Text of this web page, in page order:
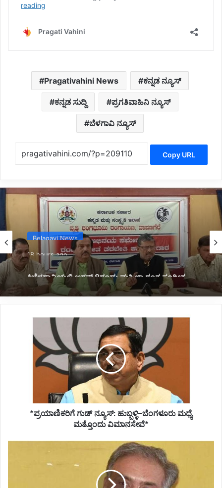
Pragativahini News ಕನ್ನಡ ನ್ಯೂಸ್
ಕನ್ನಡ ಸುದ್ದಿ ಪ್ರಗತಿವಾಹಿನಿ ನ್ಯೂಸ್
ಬೆಳಗಾವಿ ನ್ಯೂಸ್
Copy URL
Belagavi News
18 hours ago
*ಬೆಳಗಾವಿಯಲ್ಲಿ ಆಗಸ್ಟ್ 8ರಂದು ಮಹಿಳಾ ರಂಗ ಸಂಗೀತ
ವೈಭವ*
*ಪ್ರಯಾಣಿಕರಿಗೆ
*ಪ್ರಯಾಣಿಕರಿಗೆ ಗುಡ್ ನ್ಯೂಸ್: ಹುಬ್ಬಳ್ಳಿ-ಬೆಂಗಳೂರು ಮಧ್ಯೆ
ಮತ್ತೊಂದು ವಿಮಾನಸೇವೆ*